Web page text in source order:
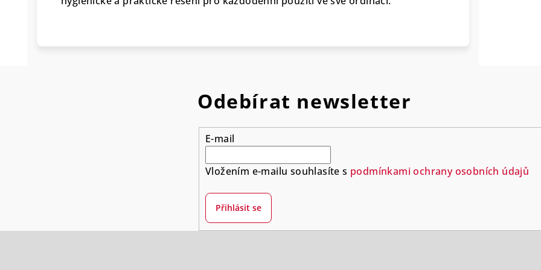
Odebírat newsletter
E-mail
Vložením e-mailu souhlasíte s podmínkami ochrany osobních údajů
Přihlásit se